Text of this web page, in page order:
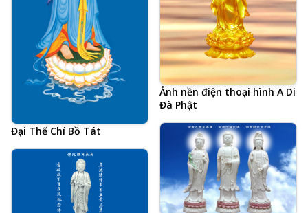
Đại Thế Chí Bồ Tát
Ảnh nền điện thoại hình A Di
Đà Phật